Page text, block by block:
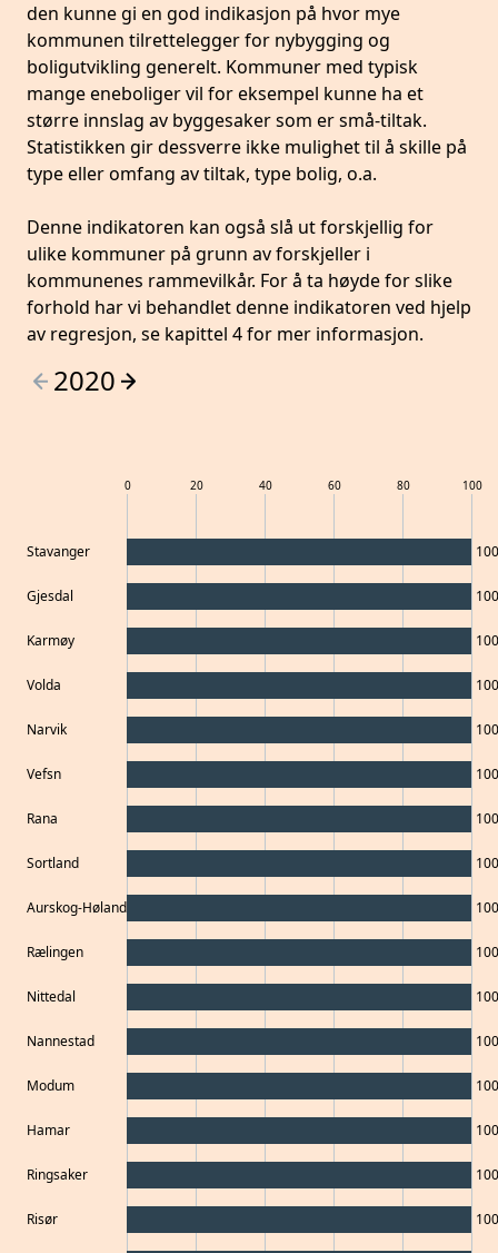
den kunne gi en god indikasjon på hvor mye
kommunen tilrettelegger for nybygging og
boligutvikling generelt. Kommuner med typisk
mange eneboliger vil for eksempel kunne ha et
større innslag av byggesaker som er små-tiltak.
Statistikken gir dessverre ikke mulighet til å skille på
type eller omfang av tiltak, type bolig, o.a.
Denne indikatoren kan også slå ut forskjellig for
ulike kommuner på grunn av forskjeller i
kommunenes rammevilkår. For å ta høyde for slike
forhold har vi behandlet denne indikatoren ved hjelp
av regresjon, se kapittel 4 for mer informasjon.
2020
Stavanger
Gjesdal
Karmøy
Volda
Narvik
Vefsn
Rana
Sortland
Aurskog-Høland
Rælingen
Nittedal
Nannestad
Modum
Hamar
Ringsaker
Risør
0 20 40 60 80 100
100
100
100
100
100
100
100
100
100
100
100
100
100
100
100
100